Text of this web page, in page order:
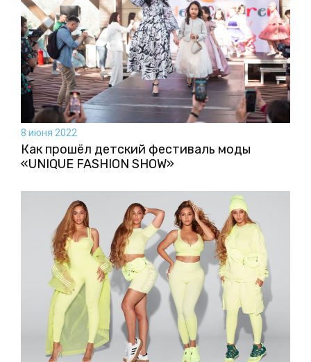
8 июня 2022
Как прошёл детский фестиваль моды
«UNIQUE FASHION SHOW»